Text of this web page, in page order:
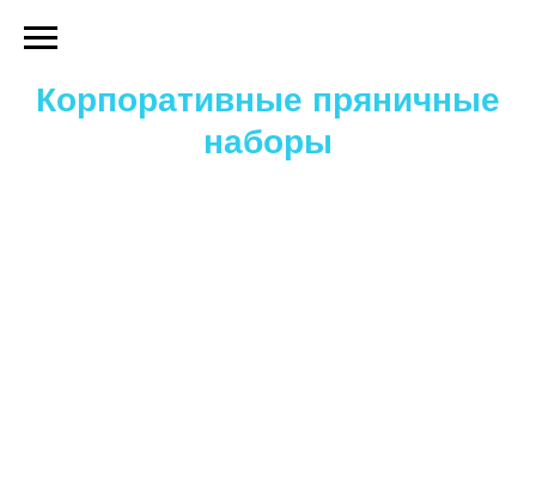
Корпоративные пряничные
наборы